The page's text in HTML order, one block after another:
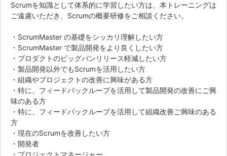
Scrumを知識として体系的に学習したい方は、本トレーニングは
ご遠慮いただき、Scrumの概要研修をご相談ください。
・ScrumMaster の基礎をシッカリ理解したい方
・ScrumMaster で製品開発をより良くしたい方
・プロダクトのビッグバンリリース軽減したい方
・製品開発以外でもScrumを活用したい方
・組織やプロジェクトの改善に興味がある方
・特に、フィードバックループを活用して製品開発の改善にご興
味のある方
・特に、フィードバックループを活用して組織改善ご興味のある
方
・現在のScrumを改善したい方
・開発者